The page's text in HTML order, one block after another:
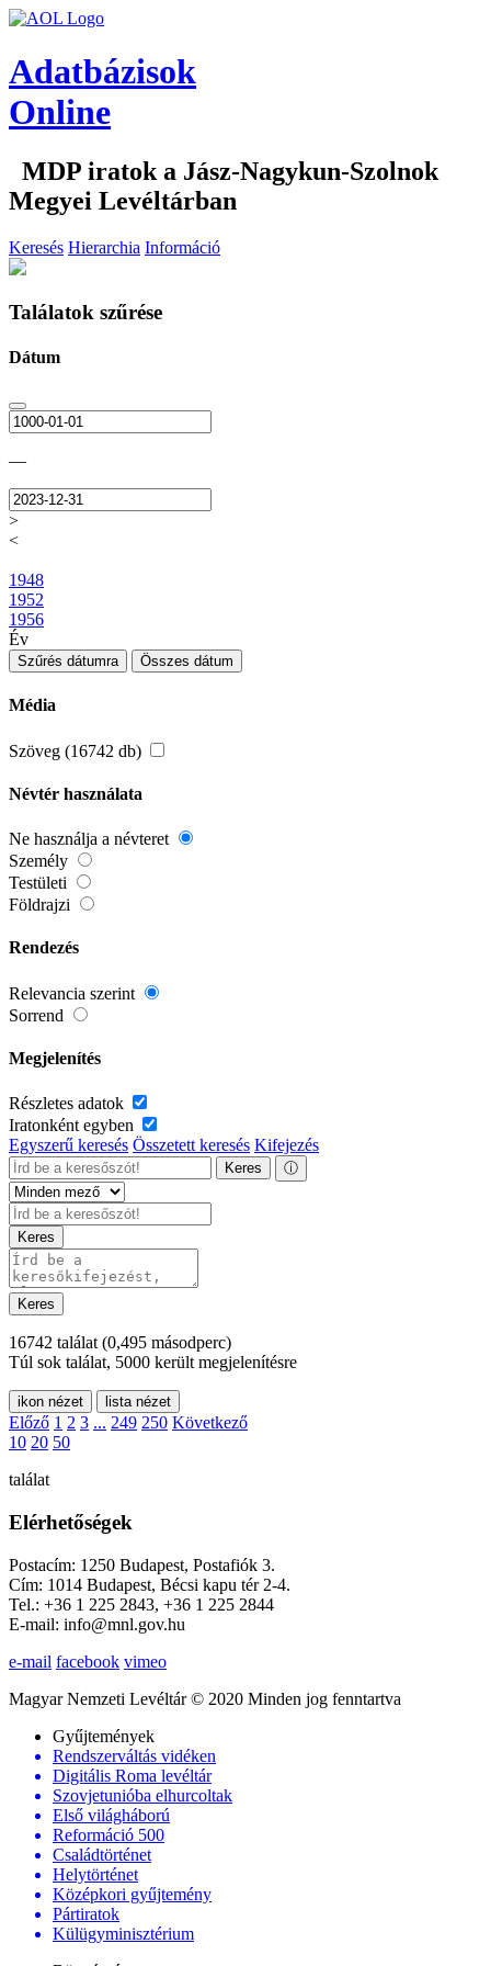
Adatbázisok
Online
MDP iratok a Jász-Nagykun-Szolnok
Megyei Levéltárban
Keresés Hierarchia Információ
Találatok szűrése
Dátum
—
>
<
1948
1952
1956
Év
Szűrés dátumra Összes dátum
Média
Szöveg (16742 db)
Névtér használata
Ne használja a névteret
Személy
Testületi
Földrajzi
Rendezés
Relevancia szerint
Sorrend
Megjelenítés
Részletes adatok
Iratonként egyben
Egyszerű keresés Összetett keresés Kifejezés
Keres ⓘ
Keres
Keres
16742 találat (0,495 másodperc)
Túl sok találat, 5000 került megjelenítésre
ikon nézet lista nézet
Előző 1 2 3 ... 249 250 Következő
10 20 50
találat
Elérhetőségek
Postacím: 1250 Budapest, Postafiók 3.
Cím: 1014 Budapest, Bécsi kapu tér 2-4.
Tel.: +36 1 225 2843, +36 1 225 2844
E-mail: info@mnl.gov.hu
e-mail facebook vimeo
Magyar Nemzeti Levéltár © 2020 Minden jog fenntartva
Gyűjtemények
Rendszerváltás vidéken
Digitális Roma levéltár
Szovjetunióba elhurcoltak
Első világháború
Reformáció 500
Családtörténet
Helytörténet
Középkori gyűjtemény
Pártiratok
Külügyminisztérium